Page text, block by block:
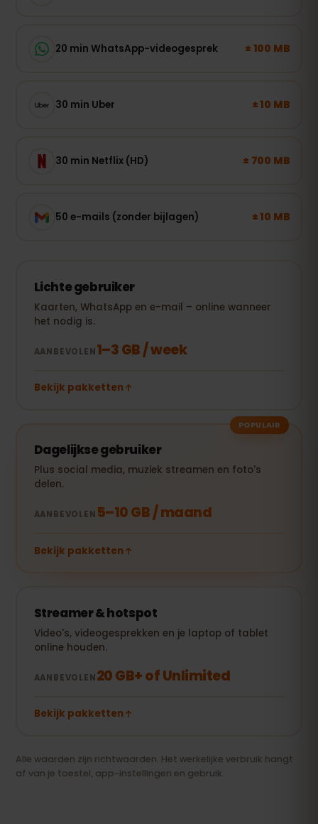
20 min WhatsApp-videogesprek ± 100 MB
30 min Uber ± 10 MB
30 min Netflix (HD) ± 700 MB
50 e-mails (zonder bijlagen) ± 10 MB
Lichte gebruiker
Kaarten, WhatsApp en e-mail – online wanneer
het nodig is.
AANBEVOLEN1–3 GB / week
Bekijk pakketten
POPULAIR
Dagelijkse gebruiker
Plus social media, muziek streamen en foto's
delen.
AANBEVOLEN 5–10 GB / maand
Bekijk pakketten
Streamer & hotspot
Video's, videogesprekken en je laptop of tablet
online houden.
AANBEVOLEN20 GB+ of Unlimited
Bekijk pakketten
Alle waarden zijn richtwaarden. Het werkelijke verbruik hangt
af van je toestel, app-instellingen en gebruik.